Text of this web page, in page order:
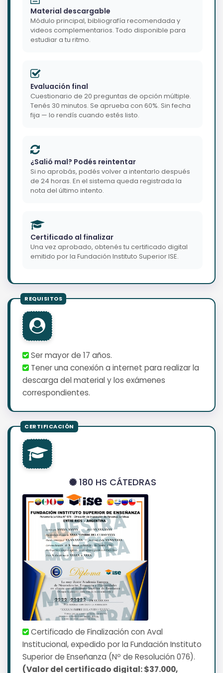
Material descargable
Módulo principal, bibliografía recomendada y
videos complementarios. Todo disponible para
estudiar a tu ritmo.
Evaluación final
Cuestionario de 20 preguntas de opción múltiple.
Tenés 30 minutos. Se aprueba con 60%. Sin fecha
fija — lo rendís cuando estés listo.
¿Salió mal? Podés reintentar
Si no aprobás, podés volver a intentarlo después
de 24 horas. En el sistema queda registrada la
nota del último intento.
Certificado al finalizar
Una vez aprobado, obtenés tu certificado digital
emitido por la Fundación Instituto Superior ISE.
Ser mayor de 17 años.
Tener una conexión a internet para realizar la
descarga del material y los exámenes
correspondientes.
180 HS CÁTEDRAS
Certificado de Finalización con Aval
Institucional, expedido por la Fundación Instituto
Superior de Enseñanza (Nº de Resolución 076).
(Valor del certificado digital: $37.000,